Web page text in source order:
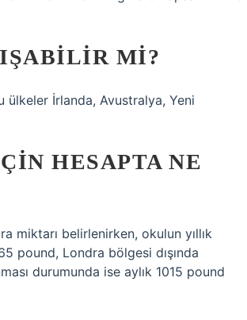
MI?
ülkeler İrlanda, Avustralya, Yeni
HESAPTA NE
miktarı belirlenirken, okulun yıllık
pound, Londra bölgesi dışında
durumunda ise aylık 1015 pound